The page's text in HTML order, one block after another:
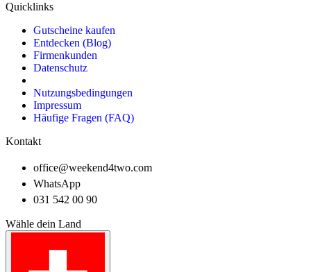
Quicklinks
Gutscheine kaufen
Entdecken (Blog)
Firmenkunden
Datenschutz
Nutzungsbedingungen
Impressum
Häufige Fragen (FAQ)
Kontakt
office@weekend4two.com
WhatsApp
031 542 00 90
Wähle dein Land